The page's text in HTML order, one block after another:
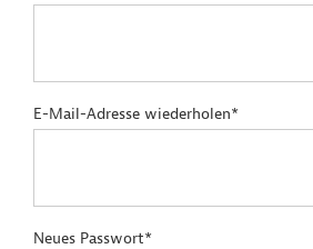
E-Mail-Adresse wiederholen*
Neues Passwort*